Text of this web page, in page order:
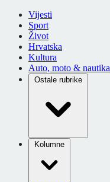
Vijesti
Sport
Život
Hrvatska
Kultura
Auto, moto & nautika
Ostale rubrike
Kolumne